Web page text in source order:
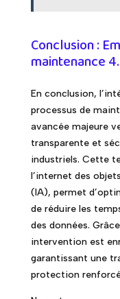
Conclusion :
maintenance
En conclusion,
processus de
avancée majeure
transparente et
industriels. Cette
l’internet des
(IA), permet
de réduire les
des données.
intervention est
garantissant une
protection